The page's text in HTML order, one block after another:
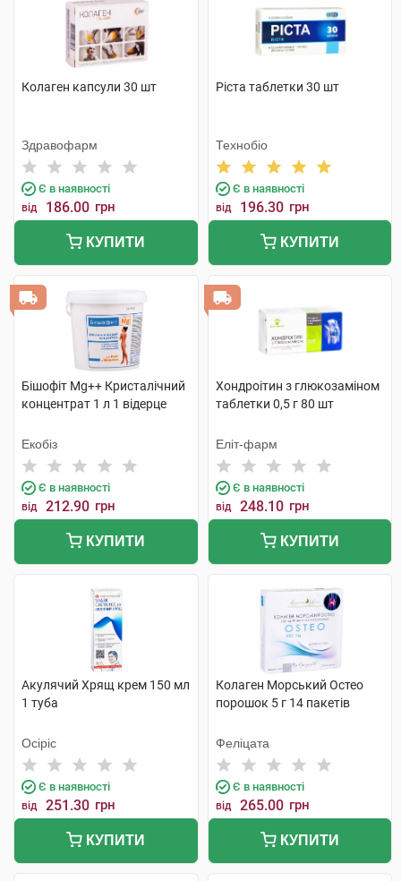
Колаген капсули 30 шт
Здравофарм
Є в наявності
від 186.00 грн
КУПИТИ
Ріста таблетки 30 шт
Технобіо
Є в наявності
від 196.30 грн
КУПИТИ
Бішофіт Mg++ Кристалічний
концентрат 1 л 1 відерце
Екобіз
Є в наявності
від 212.90 грн
КУПИТИ
Хондроітин з глюкозаміном
таблетки 0,5 г 80 шт
Еліт-фарм
Є в наявності
від 248.10 грн
КУПИТИ
Акулячий Хрящ крем 150 мл
1 туба
Осіріс
Є в наявності
від 251.30 грн
КУПИТИ
Колаген Морський Остео
порошок 5 г 14 пакетів
Феліцата
Є в наявності
від 265.00 грн
КУПИТИ